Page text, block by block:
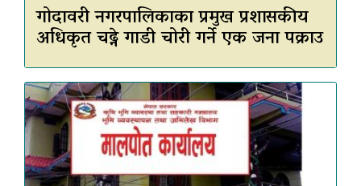
गोदावरी नगरपालिकाका प्रमुख प्रशासकीय
अधिकृत चढ्ने गाडी चोरी गर्ने एक जना पक्राउ